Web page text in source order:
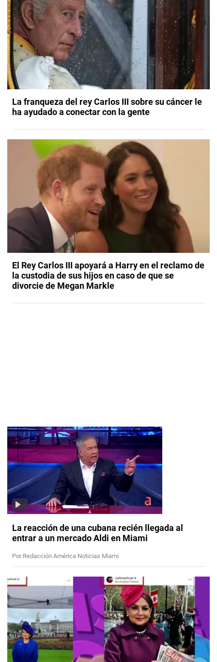
La franqueza del rey Carlos III sobre su cáncer le
ha ayudado a conectar con la gente
El Rey Carlos III apoyará a Harry en el reclamo de
la custodia de sus hijos en caso de que se
divorcie de Megan Markle
La reacción de una cubana recién llegada al
entrar a un mercado Aldi en Miami
Por Redacción América Noticias Miami